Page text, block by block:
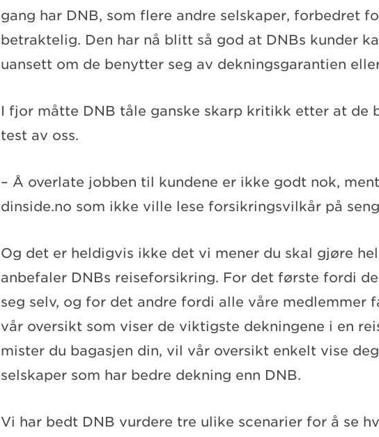
gang har DNB, som flere andre selskaper, forbedret
betraktelig. Den har nå blitt så god at DNBs kunder
uansett om de benytter seg av dekningsgarantien
I fjor måtte DNB tåle ganske skarp kritikk etter at de
test av oss.
– Å overlate jobben til kundene er ikke godt nok,
dinside.no som ikke ville lese forsikringsvilkår på
Og det er heldigvis ikke det vi mener du skal gjøre
anbefaler DNBs reiseforsikring. For det første fordi
seg selv, og for det andre fordi alle våre medlemmer
vår oversikt som viser de viktigste dekningene i en
mister du bagasjen din, vil vår oversikt enkelt vise
selskaper som har bedre dekning enn DNB.
Vi har bedt DNB vurdere tre ulike scenarier for å se